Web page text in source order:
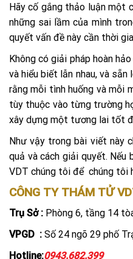
Hãy cố gắng thảo luận một
những sai lầm của mình
quyết vấn đề này cần thời
Không có giải pháp hoàn
và hiểu biết lẫn nhau, và
rằng mỗi tình huống và mỗi
tùy thuộc vào từng trường
xây dựng một tương lai tốt
Như vậy trong bài viết này
quả và cách giải quyết. Nếu
VDT chúng tôi để chúng tôi
CÔNG TY THÁM TỬ
Trụ Sở : Phòng 6, tầng 14
VPGD : Số 24 ngõ 29 phố
Hotline:0943.682.399